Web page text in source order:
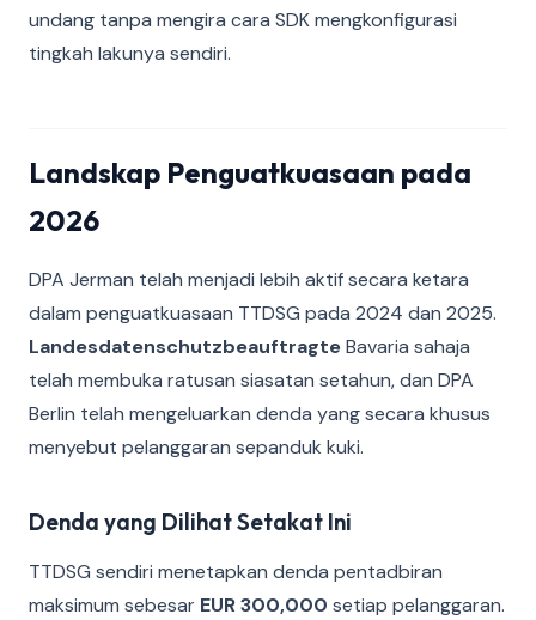
undang tanpa mengira cara SDK mengkonfigurasi
tingkah lakunya sendiri.
Landskap Penguatkuasaan pada
2026
DPA Jerman telah menjadi lebih aktif secara ketara
dalam penguatkuasaan TTDSG pada 2024 dan 2025.
LandesdatenschutzbeauftragteBavaria sahaja
telah membuka ratusan siasatan setahun, dan DPA
Berlin telah mengeluarkan denda yang secara khusus
menyebut pelanggaran sepanduk kuki.
Denda yang Dilihat Setakat Ini
TTDSG sendiri menetapkan denda pentadbiran
maksimum sebesar EUR 300,000 setiap pelanggaran.